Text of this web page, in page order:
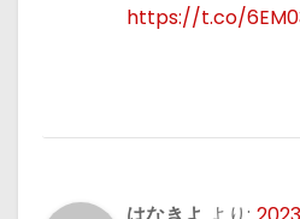
https://t.co/